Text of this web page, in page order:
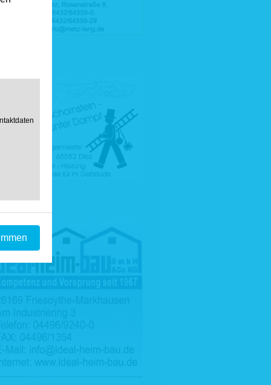
für den